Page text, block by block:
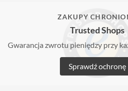
ZAKUPY
Trusted Shops
Gwarancja zwrotu pieniędzy przy
Sprawdź ochronę